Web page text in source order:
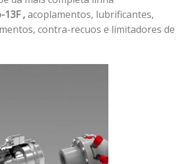
13F ,acoplamentos, lubrificantes,
contra-recuos e limitadores de